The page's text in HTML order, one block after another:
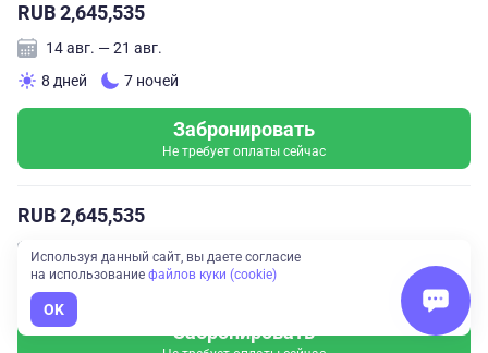
RUB 2,645,535
14 авг. — 21 авг.
8 дней
7 ночей
Забронировать
Не требует оплаты сейчас
RUB 2,645,535
21 авг. — 28 авг.
8 дней
7 ночей
Забронировать
Используя данный сайт, вы даете согласие
на использование файлов куки (cookie)
OK